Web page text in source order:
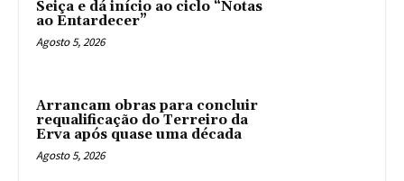
Seiça e dá início ao ciclo “Notas
ao Entardecer”
Agosto 5, 2026
Arrancam obras para concluir
requalificação do Terreiro da
Erva após quase uma década
Agosto 5, 2026